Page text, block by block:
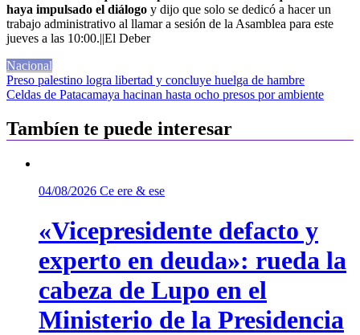
haya impulsado el diálogo y dijo que solo se dedicó a hacer un
trabajo administrativo al llamar a sesión de la Asamblea para este
jueves a las 10:00.||El Deber
Nacional
Navegación
de
entradas
Preso palestino logra libertad y concluye huelga de hambre
Celdas de Patacamaya hacinan hasta ocho presos por ambiente
Tambíen te puede interesar
04/08/2026 Ce ere & ese
«Vicepresidente defacto y
experto en deuda»: rueda la
cabeza de Lupo en el
Ministerio de la Presidencia